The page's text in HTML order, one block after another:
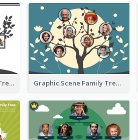
Graphic Design Family Tree Graphic Scene Family Tree